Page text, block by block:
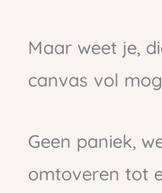
Maar weet je,
canvas vol
Geen paniek,
omtoveren tot